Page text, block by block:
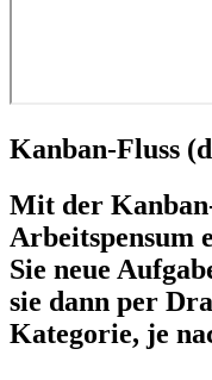
Kanban-Fluss
Mit der
Arbeitspensum
Sie neue
sie dann per
Kategorie, je